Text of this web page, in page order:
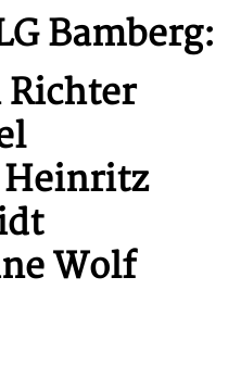
Bamberg:
Heinritz
Wolf